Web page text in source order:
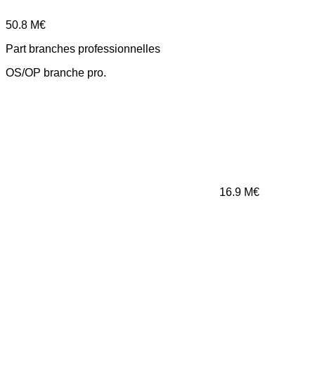
50.8 M€
Part branches professionnelles
OS/OP branche pro.
16.9 M€